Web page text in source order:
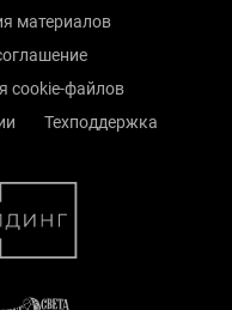
материалов
cookie-файлов
Техподдержка